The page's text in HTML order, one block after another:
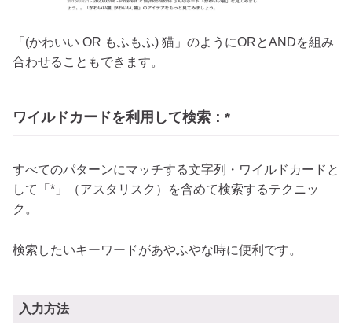
「(かわいい OR もふもふ) 猫」のようにORとANDを組み
合わせることもできます。
ワイルドカードを利用して検索：*
すべてのパターンにマッチする文字列・ワイルドカードと
して「*」（アスタリスク）を含めて検索するテクニッ
ク。
検索したいキーワードがあやふやな時に便利です。
入力方法